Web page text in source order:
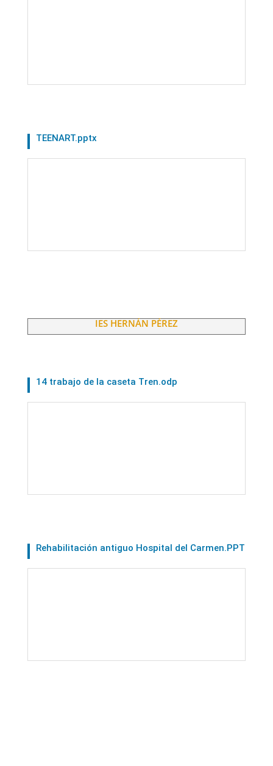
TEENART.pptx
IES HERNÁN PÉREZ
14 trabajo de la caseta Tren.odp
Rehabilitación antiguo Hospital del Carmen.PPT